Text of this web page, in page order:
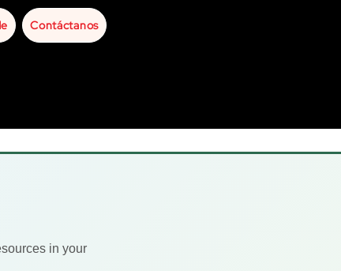
Contáctanos
in your